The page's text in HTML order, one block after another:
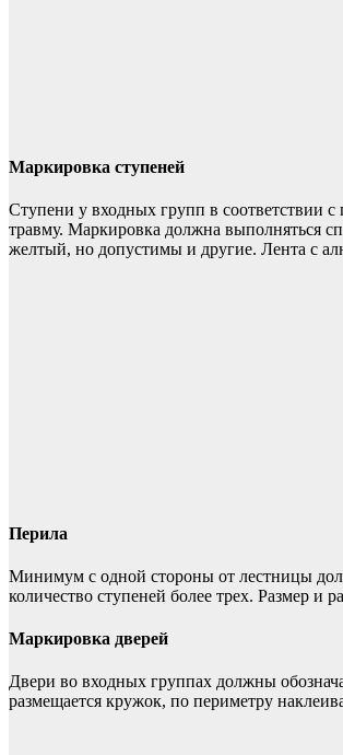
Маркировка ступеней
Ступени у входных групп в соответствии
травму. Маркировка должна выполняться
желтый, но допустимы и другие. Лента с
Перила
Минимум с одной стороны от лестницы
количество ступеней более трех. Размер
Маркировка дверей
Двери во входных группах должны
размещается кружок, по периметру